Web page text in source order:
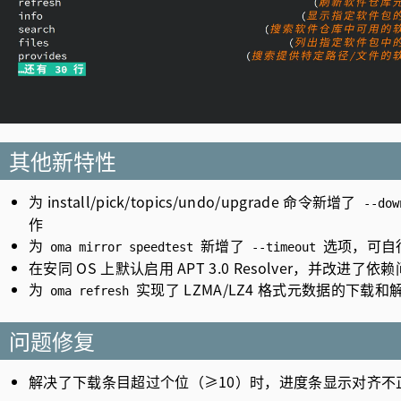
其他新特性
为 install/pick/topics/undo/upgrade 命令新增了 --
作
为
oma mirror speedtest 新增了 --timeout 选项，可
在安同 OS 上默认启用 APT 3.0 Resolver，并改进了依
为
oma refresh 实现了 LZMA/LZ4 格式元数据的下载和
问题修复
解决了下载条目超过个位（≥10）时，进度条显示对齐不